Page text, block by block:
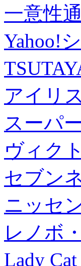
一意性
Yahoo!
アイリ
スーパ
ヴィク
セブン
ニッセ
レノボ
Lady